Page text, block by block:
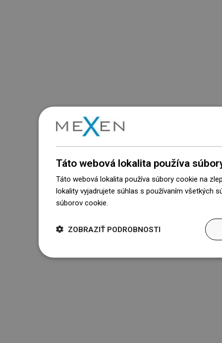
Táto webová lokalita používa
Táto webová lokalita používa súbory cookie na
lokality vyjadrujete súhlas s používaním všetkých
súborov cookie.
ZOBRAZIŤ PODROBNOSTI